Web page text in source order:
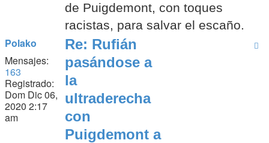
de Puigdemont, con toques
racistas, para salvar el escaño.
Polako
Mensajes:
163
Registrado:
Dom Dic 06,
2020 2:17
am
Re: Rufián
pasándose a
la
ultraderecha
con
Puigdemont a